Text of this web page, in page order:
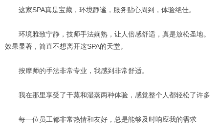
这家SPA真是宝藏，环境静谧，服务贴心周到，体验绝佳。
环境雅致宁静，技师手法娴熟，让人倍感舒适，真是放松圣地。
效果显著，简直不想离开这SPA的天堂。
按摩师的手法非常专业，我感到非常舒适。
我在那里享受了干蒸和湿蒸两种体验，感觉整个人都轻松了许多
每一位员工都非常热情和友好，总是能够及时响应我的需求